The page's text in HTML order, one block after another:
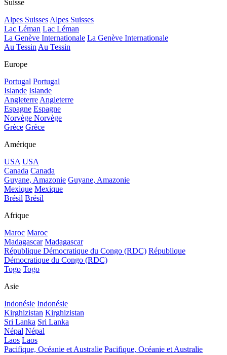
Suisse
Alpes Suisses Alpes Suisses
Lac Léman Lac Léman
La Genève Internationale La Genève Internationale
Au Tessin Au Tessin
Europe
Portugal Portugal
Islande Islande
Angleterre Angleterre
Espagne Espagne
Norvège Norvège
Grèce Grèce
Amérique
USA USA
Canada Canada
Guyane, Amazonie Guyane, Amazonie
Mexique Mexique
Brésil Brésil
Afrique
Maroc Maroc
Madagascar Madagascar
République Démocratique du Congo (RDC) République
Démocratique du Congo (RDC)
Togo Togo
Asie
Indonésie Indonésie
Kirghizistan Kirghizistan
Sri Lanka Sri Lanka
Népal Népal
Laos Laos
Pacifique, Océanie et Australie Pacifique, Océanie et Australie